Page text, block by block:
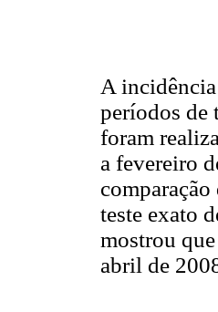
A
períodos de
foram
a fevereiro
teste exato
mostrou
abril de